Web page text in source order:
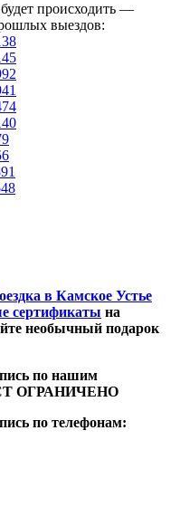
происходить —
выездов:
в Камское Устье
сертификаты на
необычный подарок
по нашим
ОГРАНИЧЕНО
по телефонам: